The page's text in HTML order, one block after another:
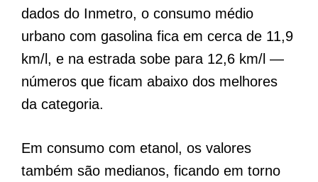
dados do Inmetro, o consumo médio
urbano com gasolina fica em cerca de 11,9
km/l, e na estrada sobe para 12,6 km/l —
números que ficam abaixo dos melhores
da categoria.
Em consumo com etanol, os valores
também são medianos, ficando em torno